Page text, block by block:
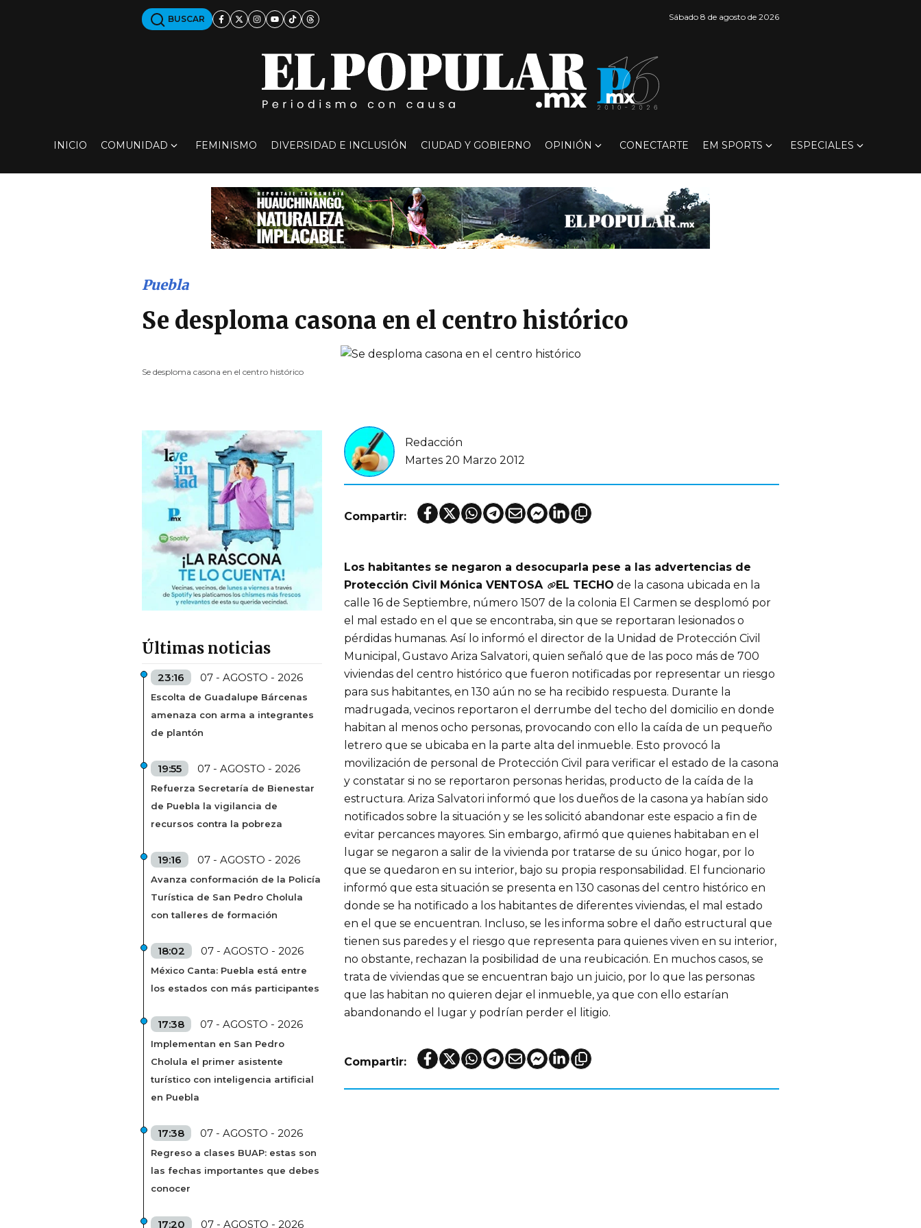
BUSCAR Sábado 8 de agosto de 2026
INICIO COMUNIDAD FEMINISMO DIVERSIDAD E INCLUSIÓN CIUDAD Y GOBIERNO OPINIÓN CONECTARTE EM SPORTS ESPECIALES
Se desploma casona en el centro histórico
Puebla
Se desploma casona en el centro histórico
Últimas noticias
23:16 07 - AGOSTO - 2026
Escolta de Guadalupe Bárcenas
amenaza con arma a integrantes
de plantón
19:55 07 - AGOSTO - 2026
Refuerza Secretaría de Bienestar
de Puebla la vigilancia de
recursos contra la pobreza
19:16 07 - AGOSTO - 2026
Avanza conformación de la Policía
Turística de San Pedro Cholula
con talleres de formación
18:02 07 - AGOSTO - 2026
México Canta: Puebla está entre
los estados con más participantes
17:38 07 - AGOSTO - 2026
Implementan en San Pedro
Cholula el primer asistente
turístico con inteligencia artificial
en Puebla
17:38 07 - AGOSTO - 2026
Regreso a clases BUAP: estas son
las fechas importantes que debes
conocer
17:20 07 - AGOSTO - 2026
Redacción
Martes 20 Marzo 2012
Compartir:
Los habitantes se negaron a desocuparla pese a las advertencias de
Protección Civil Mónica VENTOSA EL TECHO de la casona ubicada en la
calle 16 de Septiembre, número 1507 de la colonia El Carmen se desplomó por
el mal estado en el que se encontraba, sin que se reportaran lesionados o
pérdidas humanas. Así lo informó el director de la Unidad de Protección Civil
Municipal, Gustavo Ariza Salvatori, quien señaló que de las poco más de 700
viviendas del centro histórico que fueron notificadas por representar un riesgo
para sus habitantes, en 130 aún no se ha recibido respuesta. Durante la
madrugada, vecinos reportaron el derrumbe del techo del domicilio en donde
habitan al menos ocho personas, provocando con ello la caída de un pequeño
letrero que se ubicaba en la parte alta del inmueble. Esto provocó la
movilización de personal de Protección Civil para verificar el estado de la casona
y constatar si no se reportaron personas heridas, producto de la caída de la
estructura. Ariza Salvatori informó que los dueños de la casona ya habían sido
notificados sobre la situación y se les solicitó abandonar este espacio a fin de
evitar percances mayores. Sin embargo, afirmó que quienes habitaban en el
lugar se negaron a salir de la vivienda por tratarse de su único hogar, por lo
que se quedaron en su interior, bajo su propia responsabilidad. El funcionario
informó que esta situación se presenta en 130 casonas del centro histórico en
donde se ha notificado a los habitantes de diferentes viviendas, el mal estado
en el que se encuentran. Incluso, se les informa sobre el daño estructural que
tienen sus paredes y el riesgo que representa para quienes viven en su interior,
no obstante, rechazan la posibilidad de una reubicación. En muchos casos, se
trata de viviendas que se encuentran bajo un juicio, por lo que las personas
que las habitan no quieren dejar el inmueble, ya que con ello estarían
abandonando el lugar y podrían perder el litigio.
Compartir: